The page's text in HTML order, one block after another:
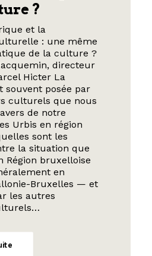
?
et la
: une même
de la culture ?
directeur
Hicter La
souvent posée par
culturels que nous
de notre
Urbis en région
sont les
la situation que
Région bruxelloise
en
Bruxelles — et
les autres